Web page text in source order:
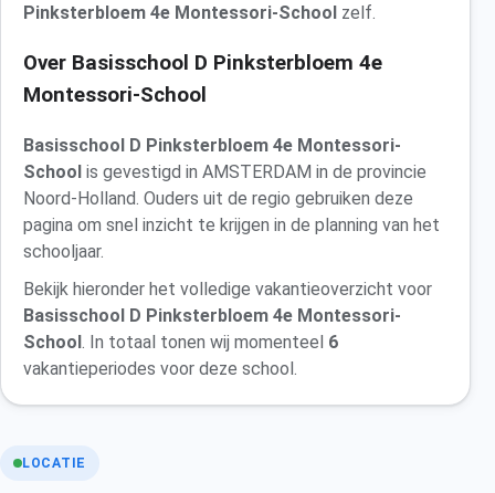
Pinksterbloem 4e Montessori-School zelf.
Over Basisschool D Pinksterbloem 4e
Montessori-School
Basisschool D Pinksterbloem 4e Montessori-
School is gevestigd in AMSTERDAM in de provincie
Noord-Holland. Ouders uit de regio gebruiken deze
pagina om snel inzicht te krijgen in de planning van het
schooljaar.
Bekijk hieronder het volledige vakantieoverzicht voor
Basisschool D Pinksterbloem 4e Montessori-
School. In totaal tonen wij momenteel 6
vakantieperiodes voor deze school.
LOCATIE